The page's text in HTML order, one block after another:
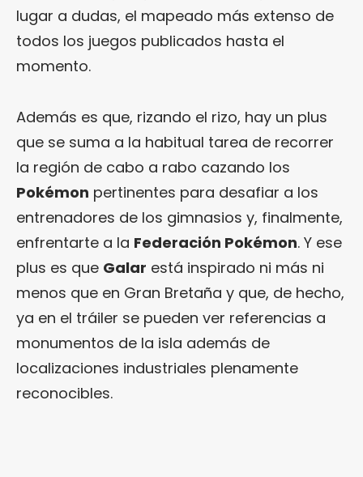
lugar a dudas, el mapeado más extenso de
todos los juegos publicados hasta el
momento.
Además es que, rizando el rizo, hay un plus
que se suma a la habitual tarea de recorrer
la región de cabo a rabo cazando los
Pokémon pertinentes para desafiar a los
entrenadores de los gimnasios y, finalmente,
enfrentarte a la Federación Pokémon. Y ese
plus es que Galar está inspirado ni más ni
menos que en Gran Bretaña y que, de hecho,
ya en el tráiler se pueden ver referencias a
monumentos de la isla además de
localizaciones industriales plenamente
reconocibles.